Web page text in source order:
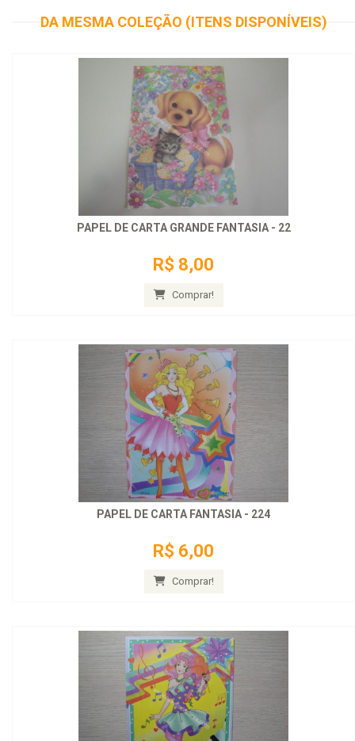
DA MESMA COLEÇÃO (ITENS DISPONÍVEIS)
PAPEL DE CARTA GRANDE FANTASIA - 22
R$ 8,00
Comprar!
PAPEL DE CARTA FANTASIA - 224
R$ 6,00
Comprar!